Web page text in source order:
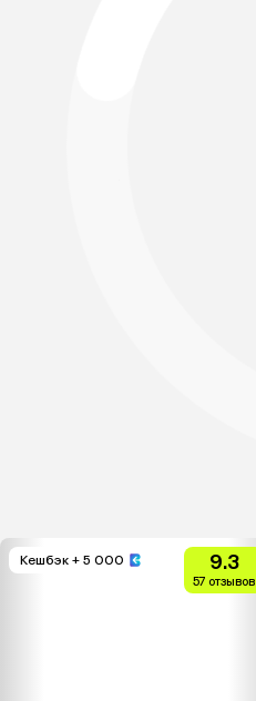
Кешбэк + 5 000 9.3
57 отзывов